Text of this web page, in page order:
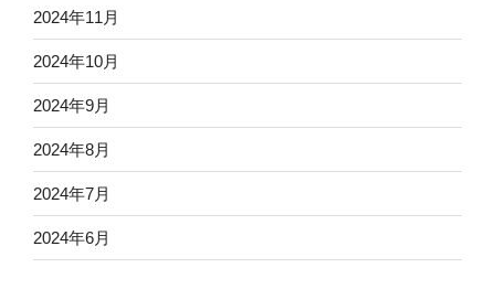
2024年11月
2024年10月
2024年9月
2024年8月
2024年7月
2024年6月